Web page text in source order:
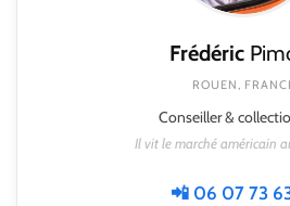
Frédéric
ROUEN,
Conseiller &
Il vit le marché américain
📲 06 07 73